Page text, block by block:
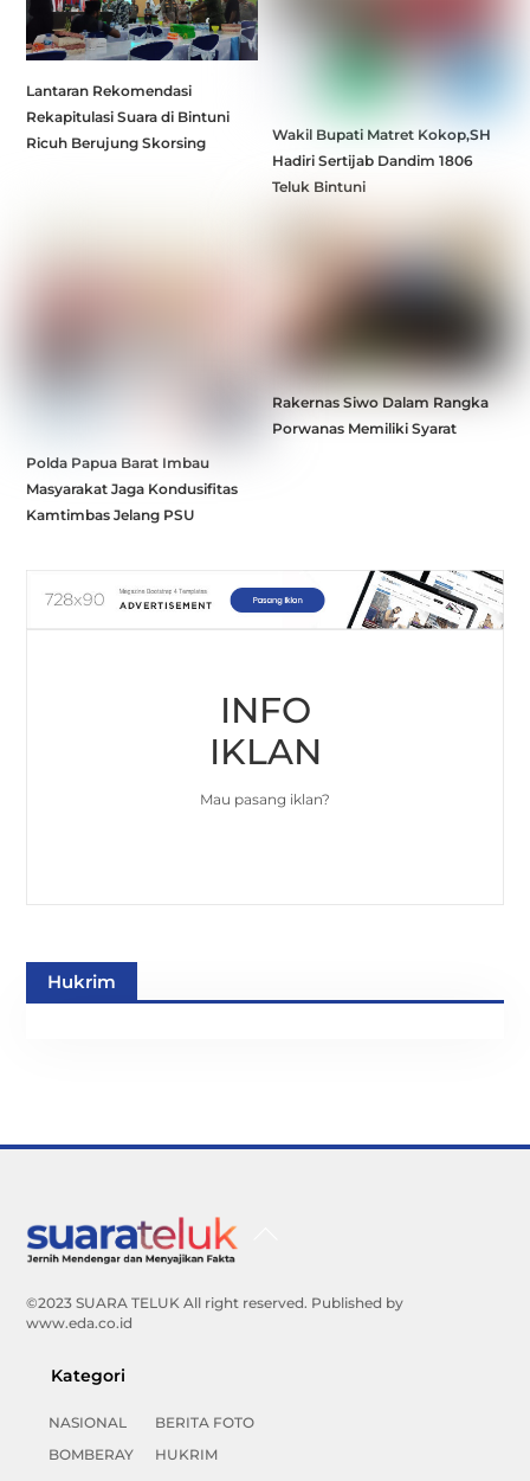
Lantaran Rekomendasi
Rekapitulasi Suara di Bintuni
Ricuh Berujung Skorsing
Wakil Bupati Matret Kokop,SH
Hadiri Sertijab Dandim 1806
Teluk Bintuni
Polda Papua Barat Imbau
Masyarakat Jaga Kondusifitas
Kamtimbas Jelang PSU
Rakernas Siwo Dalam Rangka
Porwanas Memiliki Syarat
INFO
IKLAN
Mau pasang iklan?
Hukrim
©2023 SUARA TELUK All right reserved. Published by
www.eda.co.id
Kategori
NASIONAL
BOMBERAY
BERITA FOTO
HUKRIM